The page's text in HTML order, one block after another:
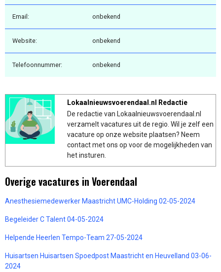
Email: onbekend
Website: onbekend
Telefoonnummer: onbekend
Lokaalnieuwsvoerendaal.nl Redactie
De redactie van Lokaalnieuwsvoerendaal.nl
verzamelt vacatures uit de regio. Wil je zelf een
vacature op onze website plaatsen? Neem
contact met ons op voor de mogelijkheden van
het insturen.
Overige vacatures in Voerendaal
Anesthesiemedewerker Maastricht UMC-Holding 02-05-2024
Begeleider C Talent 04-05-2024
Helpende Heerlen Tempo-Team 27-05-2024
Huisartsen Huisartsen Spoedpost Maastricht en Heuvelland 03-06-
2024